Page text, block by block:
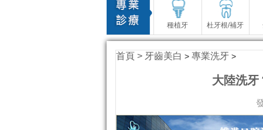
種植牙 杜牙根/補牙
首頁 > 牙齒美白 > 專業洗牙 >
大陸洗牙